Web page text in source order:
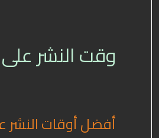
وقت النشر
أفضل أوقات النشر